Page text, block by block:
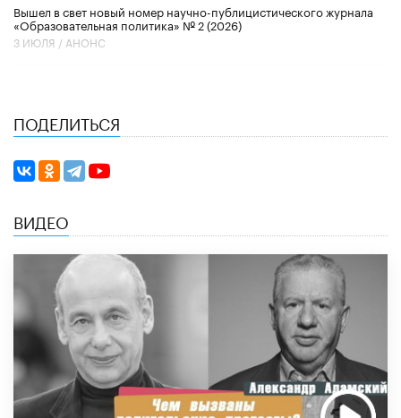
Вышел в свет новый номер научно-публицистического журнала
«Образовательная политика» № 2 (2026)
3 ИЮЛЯ / АНОНС
ПОДЕЛИТЬСЯ
ВИДЕО